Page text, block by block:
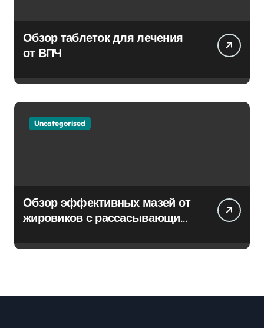
Обзор таблеток для лечения
от ВПЧ
Uncategorised
Обзор эффективных мазей от
жировиков с рассасывающим